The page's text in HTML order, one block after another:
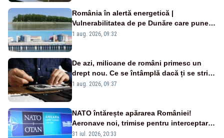
România în alertă energetică |
Vulnerabilitatea de pe Dunăre care pune
în pericol Centrala Cernavodă era
1 aug. 2026, 09:32
De azi, milioane de români primesc un
drept nou. Ce se întâmplă dacă ți se strică
un produs
1 aug. 2026, 09:37
NATO întărește apărarea României!
Aeronave noi, trimise pentru interceptarea
și distrugerea dronelor
31 iul. 2026, 20:33